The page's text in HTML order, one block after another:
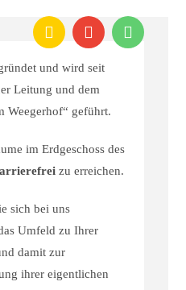
und wird seit
Leitung und dem
Weegerhof“ geführt.
im Erdgeschoss des
zu erreichen.
sich bei uns
Umfeld zu Ihrer
damit zur
ihrer eigentlichen